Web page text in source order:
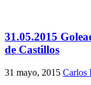
31.05.2015
de Castillos
31 mayo, 2015 Carlos